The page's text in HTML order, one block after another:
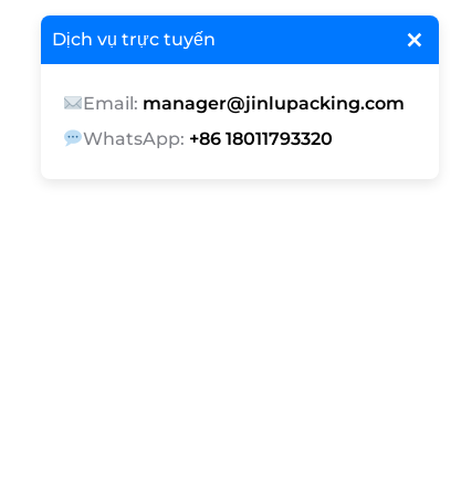
×
Dịch vụ trực tuyến
Email: manager@jinlupacking.com
WhatsApp: +86 18011793320